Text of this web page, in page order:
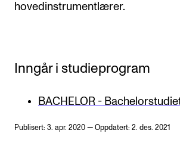
hovedinstrumentlærer.
Inngår i studieprogram
BACHELOR -
Publisert: 3. apr. 2020 — Oppdatert: 2. des. 2021